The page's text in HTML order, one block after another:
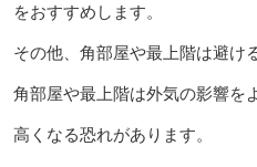
をおすすめします。
その他、角部屋や最上階は避け
角部屋や最上階は外気の影響を
高くなる恐れがあります。